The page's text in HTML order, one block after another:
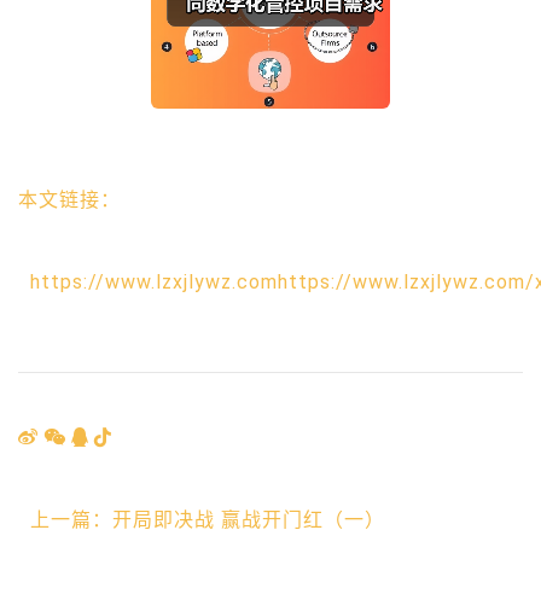
本文链接：
https://www.lzxjlywz.comhttps://www.lzxjlywz.com/
上一篇：开局即决战 赢战开门红（一）